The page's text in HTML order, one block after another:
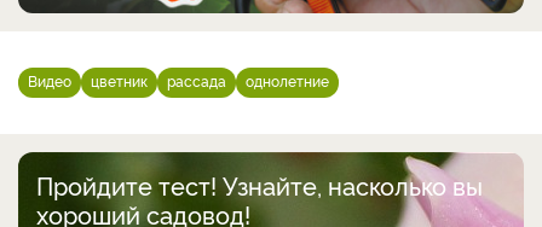
Видео цветник рассада однолетние
Пройдите тест! Узнайте, насколько вы
хороший садовод!